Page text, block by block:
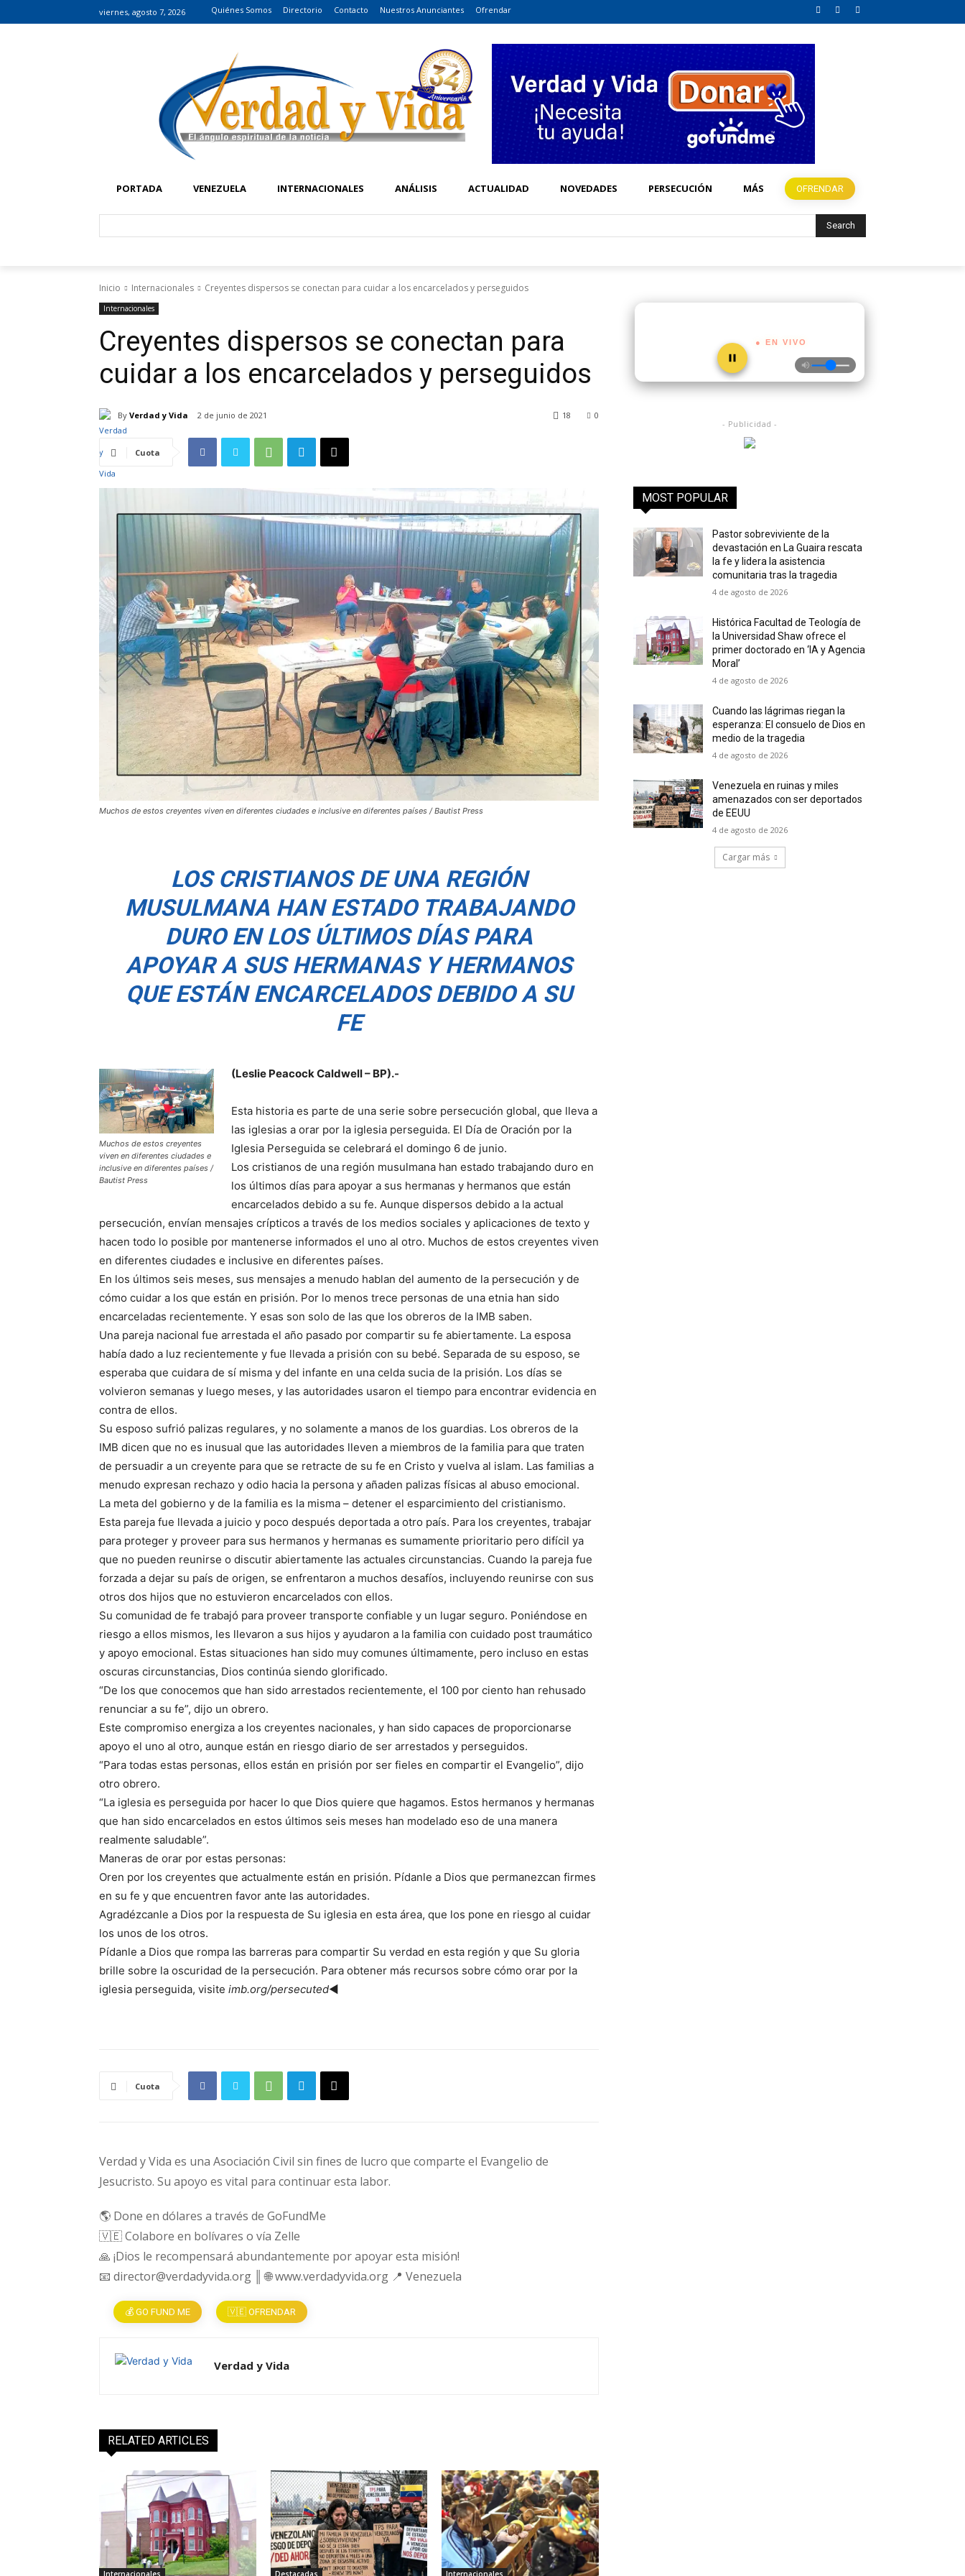
viernes, agosto 7, 2026 Quiénes Somos Directorio Contacto Nuestros Anunciantes Ofrendar
PORTADA VENEZUELA INTERNACIONALES ANÁLISIS ACTUALIDAD NOVEDADES PERSECUCIÓN MÁS OFRENDAR
Search
Inicio Internacionales Creyentes dispersos se conectan para cuidar a los encarcelados y perseguidos
Internacionales
Creyentes dispersos se conectan para
cuidar a los encarcelados y perseguidos
By Verdad y Vida 2 de junio de 2021 0
18
Cuota
Muchos de estos creyentes viven en diferentes ciudades e inclusive en diferentes países / Bautist Press
LOS CRISTIANOS DE UNA REGIÓN
MUSULMANA HAN ESTADO TRABAJANDO
DURO EN LOS ÚLTIMOS DÍAS PARA
APOYAR A SUS HERMANAS Y HERMANOS
QUE ESTÁN ENCARCELADOS DEBIDO A SU
FE
Muchos de estos creyentes
viven en diferentes ciudades e
inclusive en diferentes países /
Bautist Press
(Leslie Peacock Caldwell – BP).-
Esta historia es parte de una serie sobre persecución global, que lleva a
las iglesias a orar por la iglesia perseguida. El Día de Oración por la
Iglesia Perseguida se celebrará el domingo 6 de junio.
Los cristianos de una región musulmana han estado trabajando duro en
los últimos días para apoyar a sus hermanas y hermanos que están
encarcelados debido a su fe. Aunque dispersos debido a la actual
persecución, envían mensajes crípticos a través de los medios sociales y aplicaciones de texto y
hacen todo lo posible por mantenerse informados el uno al otro. Muchos de estos creyentes viven
en diferentes ciudades e inclusive en diferentes países.
En los últimos seis meses, sus mensajes a menudo hablan del aumento de la persecución y de
cómo cuidar a los que están en prisión. Por lo menos trece personas de una etnia han sido
encarceladas recientemente. Y esas son solo de las que los obreros de la IMB saben.
Una pareja nacional fue arrestada el año pasado por compartir su fe abiertamente. La esposa
había dado a luz recientemente y fue llevada a prisión con su bebé. Separada de su esposo, se
esperaba que cuidara de sí misma y del infante en una celda sucia de la prisión. Los días se
volvieron semanas y luego meses, y las autoridades usaron el tiempo para encontrar evidencia en
contra de ellos.
Su esposo sufrió palizas regulares, y no solamente a manos de los guardias. Los obreros de la
IMB dicen que no es inusual que las autoridades lleven a miembros de la familia para que traten
de persuadir a un creyente para que se retracte de su fe en Cristo y vuelva al islam. Las familias a
menudo expresan rechazo y odio hacia la persona y añaden palizas físicas al abuso emocional.
La meta del gobierno y de la familia es la misma – detener el esparcimiento del cristianismo.
Esta pareja fue llevada a juicio y poco después deportada a otro país. Para los creyentes, trabajar
para proteger y proveer para sus hermanos y hermanas es sumamente prioritario pero difícil ya
que no pueden reunirse o discutir abiertamente las actuales circunstancias. Cuando la pareja fue
forzada a dejar su país de origen, se enfrentaron a muchos desafíos, incluyendo reunirse con sus
otros dos hijos que no estuvieron encarcelados con ellos.
Su comunidad de fe trabajó para proveer transporte confiable y un lugar seguro. Poniéndose en
riesgo a ellos mismos, les llevaron a sus hijos y ayudaron a la familia con cuidado post traumático
y apoyo emocional. Estas situaciones han sido muy comunes últimamente, pero incluso en estas
oscuras circunstancias, Dios continúa siendo glorificado.
“De los que conocemos que han sido arrestados recientemente, el 100 por ciento han rehusado
renunciar a su fe”, dijo un obrero.
Este compromiso energiza a los creyentes nacionales, y han sido capaces de proporcionarse
apoyo el uno al otro, aunque están en riesgo diario de ser arrestados y perseguidos.
“Para todas estas personas, ellos están en prisión por ser fieles en compartir el Evangelio”, dijo
otro obrero.
“La iglesia es perseguida por hacer lo que Dios quiere que hagamos. Estos hermanos y hermanas
que han sido encarcelados en estos últimos seis meses han modelado eso de una manera
realmente saludable”.
Maneras de orar por estas personas:
Oren por los creyentes que actualmente están en prisión. Pídanle a Dios que permanezcan firmes
en su fe y que encuentren favor ante las autoridades.
Agradézcanle a Dios por la respuesta de Su iglesia en esta área, que los pone en riesgo al cuidar
los unos de los otros.
Pídanle a Dios que rompa las barreras para compartir Su verdad en esta región y que Su gloria
brille sobre la oscuridad de la persecución. Para obtener más recursos sobre cómo orar por la
iglesia perseguida, visite imb.org/persecuted◄
Cuota
Verdad y Vida es una Asociación Civil sin fines de lucro que comparte el Evangelio de
Jesucristo. Su apoyo es vital para continuar esta labor.
🌎 Done en dólares a través de GoFundMe
🇻🇪 Colabore en bolívares o vía Zelle
🙏 ¡Dios le recompensará abundantemente por apoyar esta misión!
📧 director@verdadyvida.org ║ 🌐 www.verdadyvida.org 📍 Venezuela
💰 GO FUND ME 🇻🇪 OFRENDAR
Verdad y Vida
RELATED ARTICLES
Internacionales Destacadas Internacionales
● EN VIVO
- Publicidad -
MOST POPULAR
Pastor sobreviviente de la
devastación en La Guaira rescata
la fe y lidera la asistencia
comunitaria tras la tragedia
4 de agosto de 2026
Histórica Facultad de Teología de
la Universidad Shaw ofrece el
primer doctorado en ‘IA y Agencia
Moral’
4 de agosto de 2026
Cuando las lágrimas riegan la
esperanza: El consuelo de Dios en
medio de la tragedia
4 de agosto de 2026
Venezuela en ruinas y miles
amenazados con ser deportados
de EEUU
4 de agosto de 2026
Cargar más